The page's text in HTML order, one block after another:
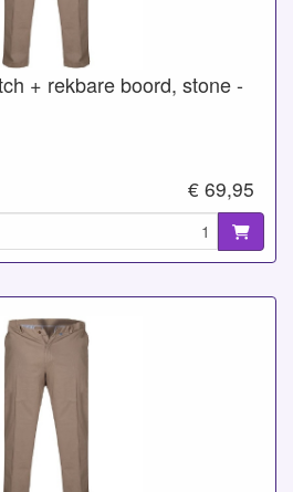
+ rekbare boord, stone -
€ 69,95